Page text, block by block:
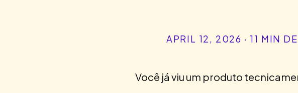
APRIL 12, 2026 · 11 MIN
Você já viu um produto